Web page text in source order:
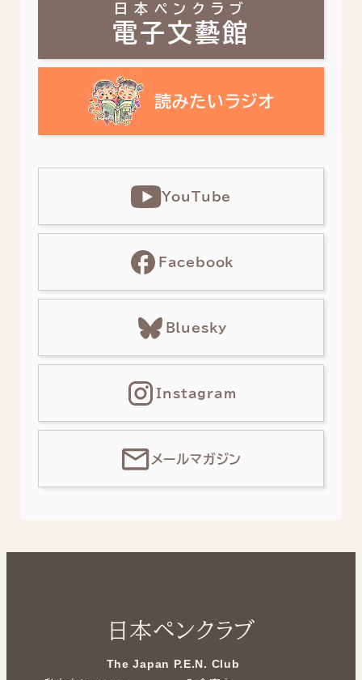
日本ペンクラブ
電子文藝館
YouTube
Facebook
Bluesky
Instagram
メールマガジン
日本ペンクラブ
The Japan P.E.N. Club